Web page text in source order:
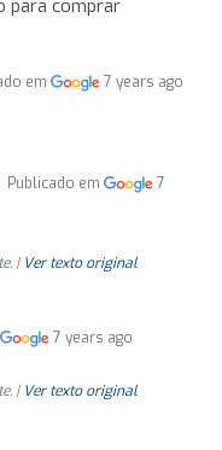
para comprar
em 7 years ago
Publicado em
7
| Ver texto original
7 years ago
| Ver texto original